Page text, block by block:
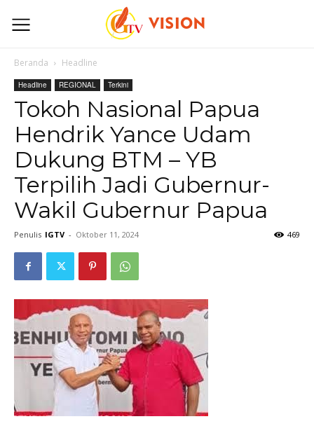
Beranda Headline
Headline REGIONAL Terkini
Tokoh Nasional Papua
Hendrik Yance Udam
Dukung BTM – YB
Terpilih Jadi Gubernur-
Wakil Gubernur Papua
Penulis IGTV - Oktober 11, 2024 469